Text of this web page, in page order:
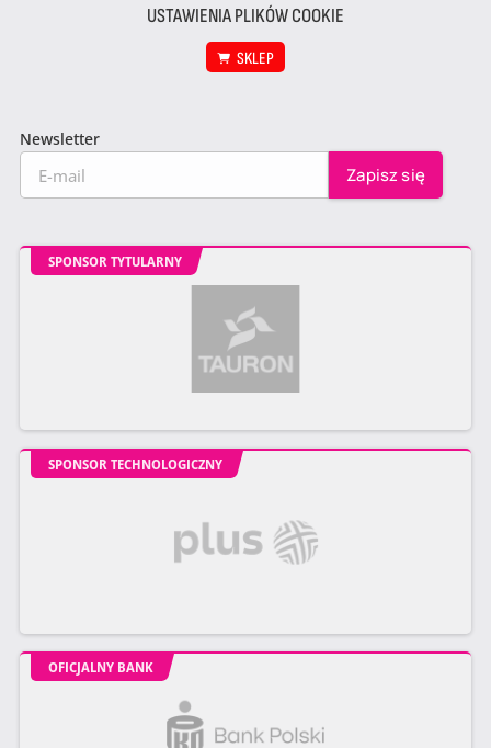
USTAWIENIA PLIKÓW COOKIE
SKLEP
Newsletter
SPONSOR TYTULARNY
SPONSOR TECHNOLOGICZNY
OFICJALNY BANK